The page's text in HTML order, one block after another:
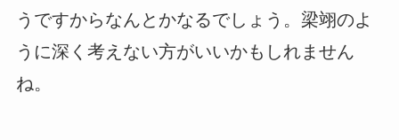
うですからなんとかなるでしょう。梁翊のよ
うに深く考えない方がいいかもしれません
ね。